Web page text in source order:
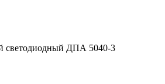
светодиодный ДПА 5040-3